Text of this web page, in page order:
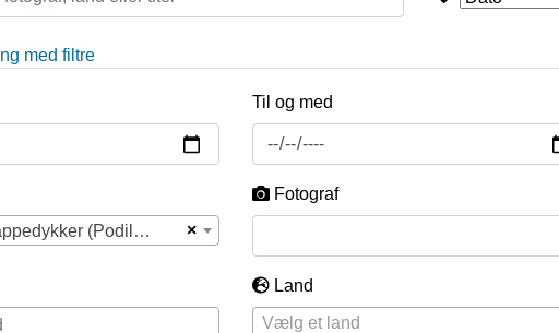
med filtre
Til og med
×
Tyknæbbet Lappedykker (Podilymbus podiceps)
Fotograf
Land
Vælg et land